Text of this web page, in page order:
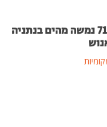
גבר בן 71 נמשה מהים בנתניה